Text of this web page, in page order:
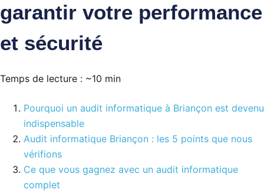
garantir votre performance
et sécurité
Temps de lecture : ~10 min
Pourquoi un audit informatique à Briançon est devenu
indispensable
Audit informatique Briançon : les 5 points que nous
vérifions
Ce que vous gagnez avec un audit informatique
complet